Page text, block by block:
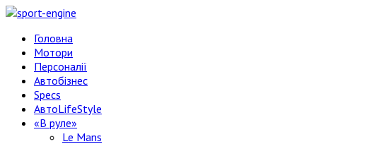
Головна
Мотори
Персоналії
Автобізнес
Specs
АвтоLifeStyle
«В руле»
Le Mans